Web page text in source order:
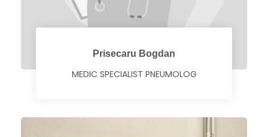
Prisecaru Bogdan
MEDIC SPECIALIST PNEUMOLOG